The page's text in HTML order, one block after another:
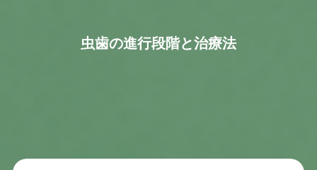
虫歯の進行段階と治療法